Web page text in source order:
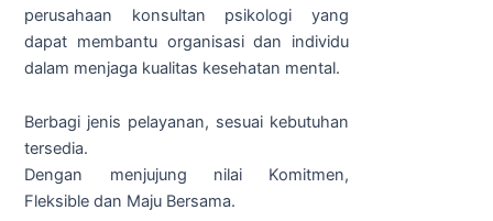
perusahaan konsultan psikologi yang
dapat membantu organisasi dan individu
dalam menjaga kualitas kesehatan mental.
Berbagi jenis pelayanan, sesuai kebutuhan
tersedia.
Dengan menjujung nilai Komitmen,
Fleksible dan Maju Bersama.